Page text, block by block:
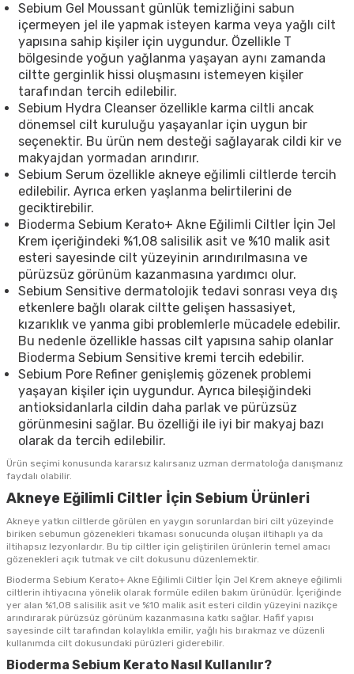
Sebium Gel Moussant günlük temizliğini sabun
içermeyen jel ile yapmak isteyen karma veya yağlı cilt
yapısına sahip kişiler için uygundur. Özellikle T
bölgesinde yoğun yağlanma yaşayan aynı zamanda
ciltte gerginlik hissi oluşmasını istemeyen kişiler
tarafından tercih edilebilir.
Sebium Hydra Cleanser özellikle karma ciltli ancak
dönemsel cilt kuruluğu yaşayanlar için uygun bir
seçenektir. Bu ürün nem desteği sağlayarak cildi kir ve
makyajdan yormadan arındırır.
Sebium Serum özellikle akneye eğilimli ciltlerde tercih
edilebilir. Ayrıca erken yaşlanma belirtilerini de
geciktirebilir.
Bioderma Sebium Kerato+ Akne Eğilimli Ciltler İçin Jel
Krem içeriğindeki %1,08 salisilik asit ve %10 malik asit
esteri sayesinde cilt yüzeyinin arındırılmasına ve
pürüzsüz görünüm kazanmasına yardımcı olur.
Sebium Sensitive dermatolojik tedavi sonrası veya dış
etkenlere bağlı olarak ciltte gelişen hassasiyet,
kızarıklık ve yanma gibi problemlerle mücadele edebilir.
Bu nedenle özellikle hassas cilt yapısına sahip olanlar
Bioderma Sebium Sensitive kremi tercih edebilir.
Sebium Pore Refiner genişlemiş gözenek problemi
yaşayan kişiler için uygundur. Ayrıca bileşiğindeki
antioksidanlarla cildin daha parlak ve pürüzsüz
görünmesini sağlar. Bu özelliği ile iyi bir makyaj bazı
olarak da tercih edilebilir.
Ürün seçimi konusunda kararsız kalırsanız uzman dermatoloğa danışmanız
faydalı olabilir.
Akneye Eğilimli Ciltler İçin Sebium Ürünleri
Akneye yatkın ciltlerde görülen en yaygın sorunlardan biri cilt yüzeyinde
biriken sebumun gözenekleri tıkaması sonucunda oluşan iltihaplı ya da
iltihapsız lezyonlardır. Bu tip ciltler için geliştirilen ürünlerin temel amacı
gözenekleri açık tutmak ve cilt dokusunu düzenlemektir.
Bioderma Sebium Kerato+ Akne Eğilimli Ciltler İçin Jel Krem akneye eğilimli
ciltlerin ihtiyacına yönelik olarak formüle edilen bakım ürünüdür. İçeriğinde
yer alan %1,08 salisilik asit ve %10 malik asit esteri cildin yüzeyini nazikçe
arındırarak pürüzsüz görünüm kazanmasına katkı sağlar. Hafif yapısı
sayesinde cilt tarafından kolaylıkla emilir, yağlı his bırakmaz ve düzenli
kullanımda cilt dokusundaki pürüzleri giderebilir.
Bioderma Sebium Kerato Nasıl Kullanılır?